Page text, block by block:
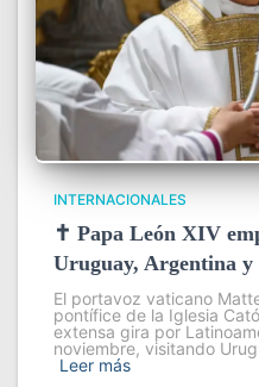
INTERNACIONALES
✝️ Papa León XIV
Uruguay, Argentina y
El portavoz vaticano
pontífice de la Iglesia
extensa gira por
noviembre, visitando
Leer más